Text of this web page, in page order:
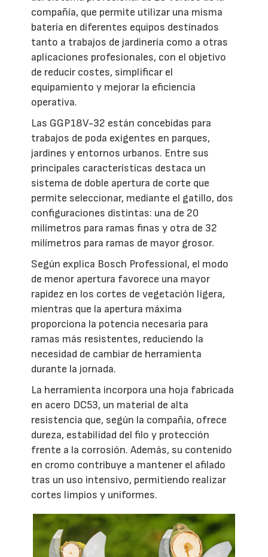
compañía, que permite utilizar una misma
batería en diferentes equipos destinados
tanto a trabajos de jardinería como a otras
aplicaciones profesionales, con el objetivo
de reducir costes, simplificar el
equipamiento y mejorar la eficiencia
operativa.
Las GGP18V-32 están concebidas para
trabajos de poda exigentes en parques,
jardines y entornos urbanos. Entre sus
principales características destaca un
sistema de doble apertura de corte que
permite seleccionar, mediante el gatillo, dos
configuraciones distintas: una de 20
milímetros para ramas finas y otra de 32
milímetros para ramas de mayor grosor.
Según explica Bosch Professional, el modo
de menor apertura favorece una mayor
rapidez en los cortes de vegetación ligera,
mientras que la apertura máxima
proporciona la potencia necesaria para
ramas más resistentes, reduciendo la
necesidad de cambiar de herramienta
durante la jornada.
La herramienta incorpora una hoja fabricada
en acero DC53, un material de alta
resistencia que, según la compañía, ofrece
dureza, estabilidad del filo y protección
frente a la corrosión. Además, su contenido
en cromo contribuye a mantener el afilado
tras un uso intensivo, permitiendo realizar
cortes limpios y uniformes.